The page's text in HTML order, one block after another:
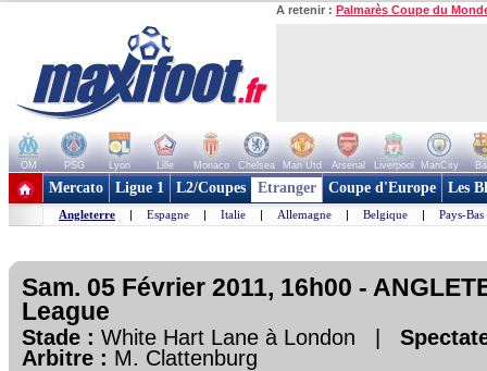
A retenir : Palmarès Coupe du
OM PSG Lyon Lille Monaco Chelsea Man Utd Arsenal Liverpool ManCity
+ de clubs
Mercato Ligue 1 L2/Coupes Etranger Coupe d'Europe Les
Angleterre | Espagne | Italie | Allemagne | Belgique | Pays-Bas
Sam. 05 Février 2011, 16h00 -
League
Stade : White Hart Lane à London |
Arbitre : M. Clattenburg